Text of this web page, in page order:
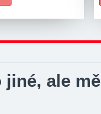
jiné, ale mě